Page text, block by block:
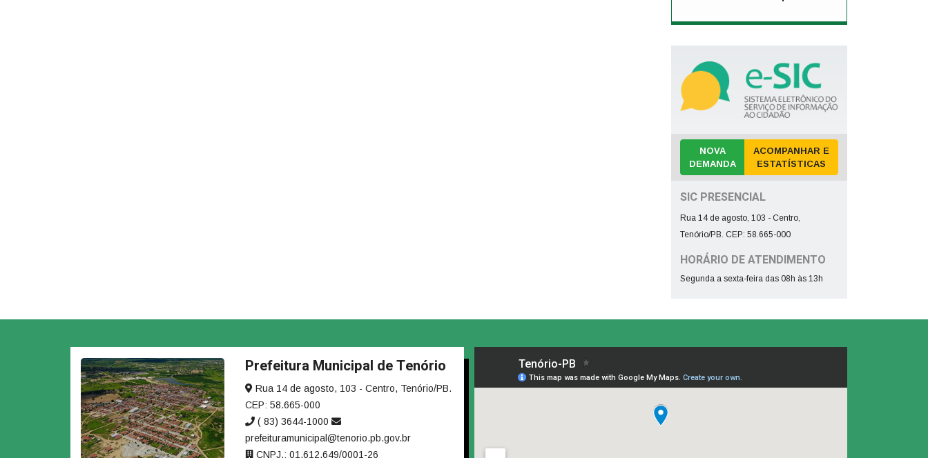
NOVA
DEMANDA
ACOMPANHAR E
ESTATÍSTICAS
SIC PRESENCIAL
Rua 14 de agosto, 103 - Centro,
Tenório/PB. CEP: 58.665-000
HORÁRIO DE ATENDIMENTO
Segunda a sexta-feira das 08h às 13h
Prefeitura Municipal de Tenório
Rua 14 de agosto, 103 - Centro, Tenório/PB.
CEP: 58.665-000
( 83) 3644-1000
prefeituramunicipal@tenorio.pb.gov.br
CNPJ.: 01.612.649/0001-26